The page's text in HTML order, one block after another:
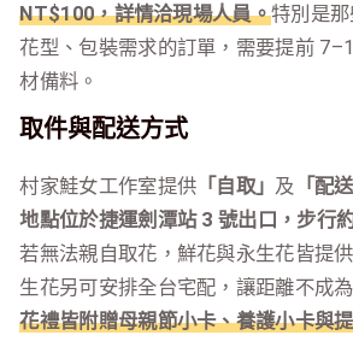
NT$100，詳情洽現場人員。特別是那
花型、包裝需求的訂單，需要提前
材備料。
取件與配送方式
村家鮭女工作室提供 「自取」 及 「配送
地點位於捷運劍潭站 3 號出口，步行
若無法親自取花，鮮花與永生花皆提
生花另可安排全台宅配，讓距離不成
花禮皆附贈母親節小卡、養護小卡與